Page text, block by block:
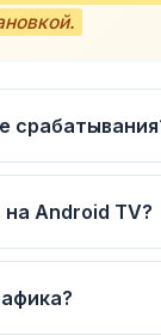
Android TV?